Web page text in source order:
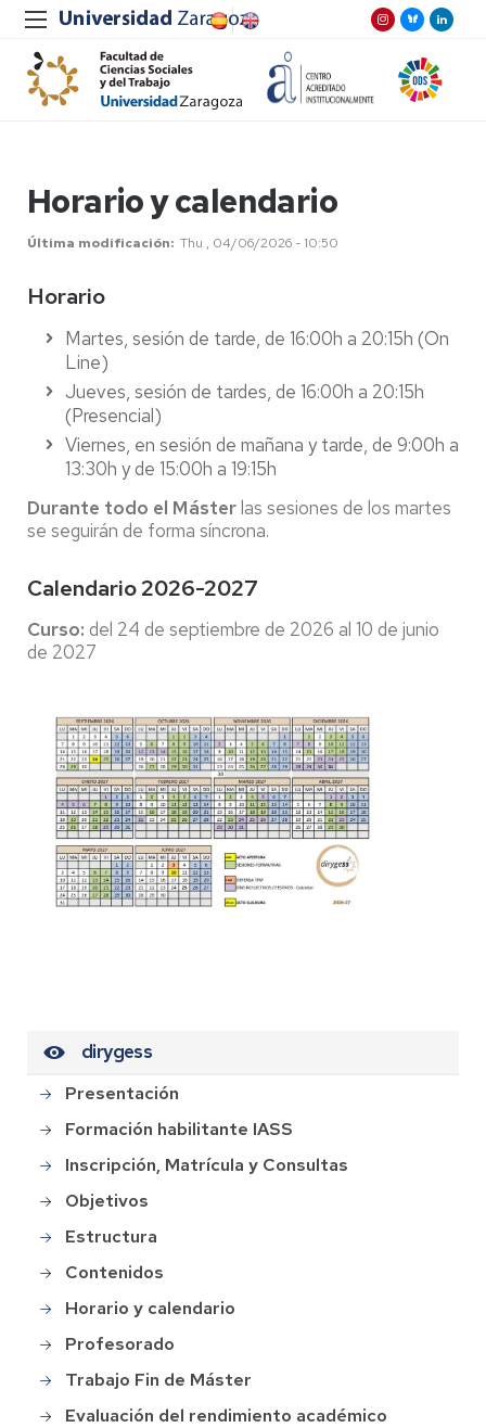
Horario y calendario
Última modificación Thu , 04/06/2026 - 10:50
Horario
Martes, sesión de tarde, de 16:00h a 20:15h (On
Line)
Jueves, sesión de tardes, de 16:00h a 20:15h
(Presencial)
Viernes, en sesión de mañana y tarde, de 9:00h a
13:30h y de 15:00h a 19:15h
Durante todo el Másterlas sesiones de los martes
se seguirán de forma síncrona.
Calendario 2026-2027
Curso: del 24 de septiembre de 2026 al 10 de junio
de 2027
dirygess
Presentación
Formación habilitante IASS
Inscripción, Matrícula y Consultas
Objetivos
Estructura
Contenidos
Horario y calendario
Profesorado
Trabajo Fin de Máster
Evaluación del rendimiento académico